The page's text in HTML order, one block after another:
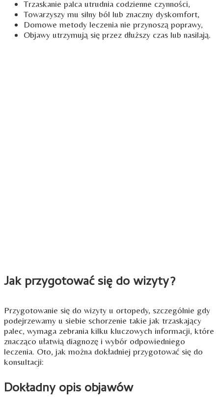
Trzaskanie palca utrudnia codzienne czynności,
Towarzyszy mu silny ból lub znaczny dyskomfort,
Domowe metody leczenia nie przynoszą poprawy,
Objawy utrzymują się przez dłuższy czas lub nasilają.
Jak przygotować się do wizyty?
Przygotowanie się do wizyty u ortopedy, szczególnie gdy
podejrzewamy u siebie schorzenie takie jak trzaskający
palec, wymaga zebrania kilku kluczowych informacji, które
znacząco ułatwią diagnozę i wybór odpowiedniego
leczenia. Oto, jak można dokładniej przygotować się do
konsultacji:
Dokładny opis objawów